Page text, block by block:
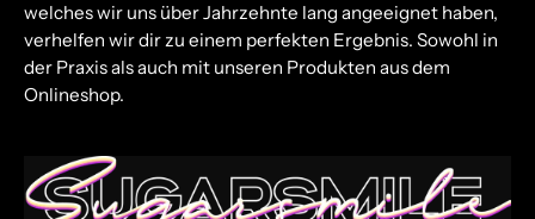
welches wir uns über Jahrzehnte lang angeeignet haben,
verhelfen wir dir zu einem perfekten Ergebnis. Sowohl in
der Praxis als auch mit unseren Produkten aus dem
Onlineshop.